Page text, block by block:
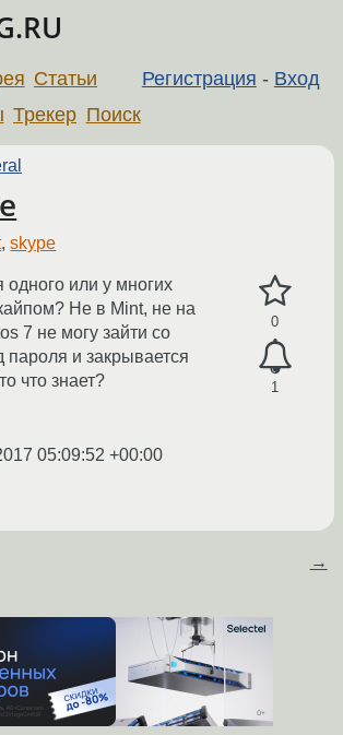
Регистрация - Вход
Статьи
Трекер Поиск
,skype
0
1
одного или у многих
Не в Mint, не на
7 не могу зайти со
пароля и закрывается
что знает?
05:09:52 +00:00
→